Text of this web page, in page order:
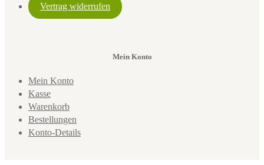
Vertrag widerrufen
Mein Konto
Mein Konto
Kasse
Warenkorb
Bestellungen
Konto-Details